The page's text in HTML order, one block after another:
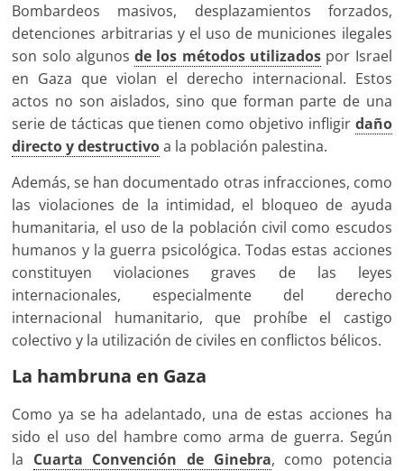
Bombardeos masivos, desplazamientos forzados,
detenciones arbitrarias y el uso de municiones ilegales
son solo algunosde los métodos utilizados por Israel
en Gaza que violan el derecho internacional. Estos
actos no son aislados, sino que forman parte de una
serie de tácticas que tienen como objetivo infligir daño
directo y destructivoa la población palestina.
Además, se han documentado otras infracciones, como
las violaciones de la intimidad, el bloqueo de ayuda
humanitaria, el uso de la población civil como escudos
humanos y la guerra psicológica. Todas estas acciones
constituyen violaciones graves de las leyes
internacionales, especialmente del derecho
internacional humanitario, que prohíbe el castigo
colectivo y la utilización de civiles en conflictos bélicos.
La hambruna en Gaza
Como ya se ha adelantado, una de estas acciones ha
sido el uso del hambre como arma de guerra. Según
la Cuarta Convención de Ginebra, como potencia